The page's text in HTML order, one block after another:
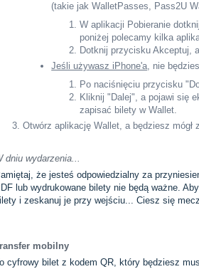
(takie jak WalletPasses, Pass2U
W aplikacji Pobieranie
poniżej polecamy kilka
Dotknij przycisku Akceptuj,
Jeśli używasz iPhone'a, nie
Po naciśnięciu przycisku
Kliknij "Dalej", a pojawi się
zapisać bilety w Wallet.
Otwórz aplikację Wallet, a będziesz mógł
dniu wydarzenia...
że jesteś odpowiedzialny za
lub wydrukowane bilety nie będą ważne.
i zeskanuj je przy wejściu... Ciesz się
mobilny
cyfrowy bilet z kodem QR, który będziesz